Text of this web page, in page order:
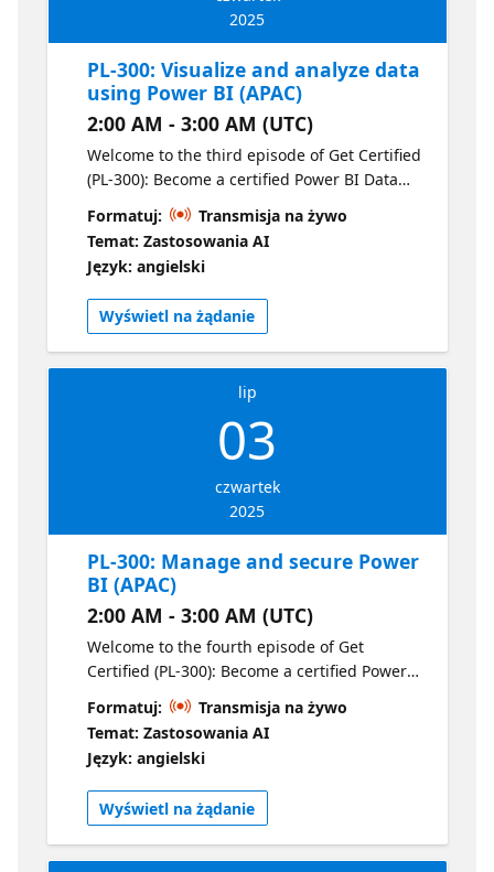
2025
PL-300: Visualize and analyze data
using Power BI (APAC)
2:00 AM - 3:00 AM (UTC)
Welcome to the third episode of Get Certified
(PL-300): Become a certified Power BI Data
Analyst. The focus of this episode is
visualizing and analyzing your data using
Power BI. This episode covers creating
reports, enhancing reports for usability and
storytelling and identifying patterns and
trends.
Formatuj:
Transmisja na żywo
Temat: Zastosowania AI
Język: angielski
Wyświetl na żądanie
lip
03
czwartek
2025
PL-300: Manage and secure Power
BI (APAC)
2:00 AM - 3:00 AM (UTC)
Welcome to the fourth episode of Get
Certified (PL-300): Become a certified Power
BI Data Analyst. The focus of this episode is
managing and securing your data using
Power BI. This episode dives deep on
creating and managing workspaces and
assets, and securing and governing Power BI
items.
Formatuj:
Transmisja na żywo
Temat: Zastosowania AI
Język: angielski
Wyświetl na żądanie